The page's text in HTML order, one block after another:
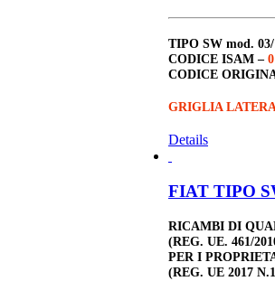
TIPO SW mod.
CODICE ISAM –
CODICE
GRIGLIA
Details
FIAT TIPO
RICAMBI DI
(REG. UE. 461/
PER I
(REG. UE 2017